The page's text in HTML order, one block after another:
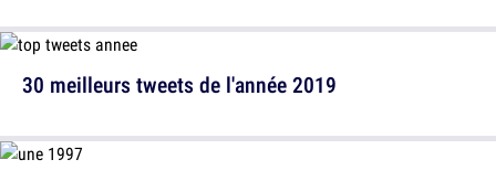
30 meilleurs tweets de l'année 2019